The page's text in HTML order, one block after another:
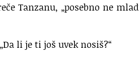
Tanzanu, „posebno ne
li je ti još uvek nosiš?“